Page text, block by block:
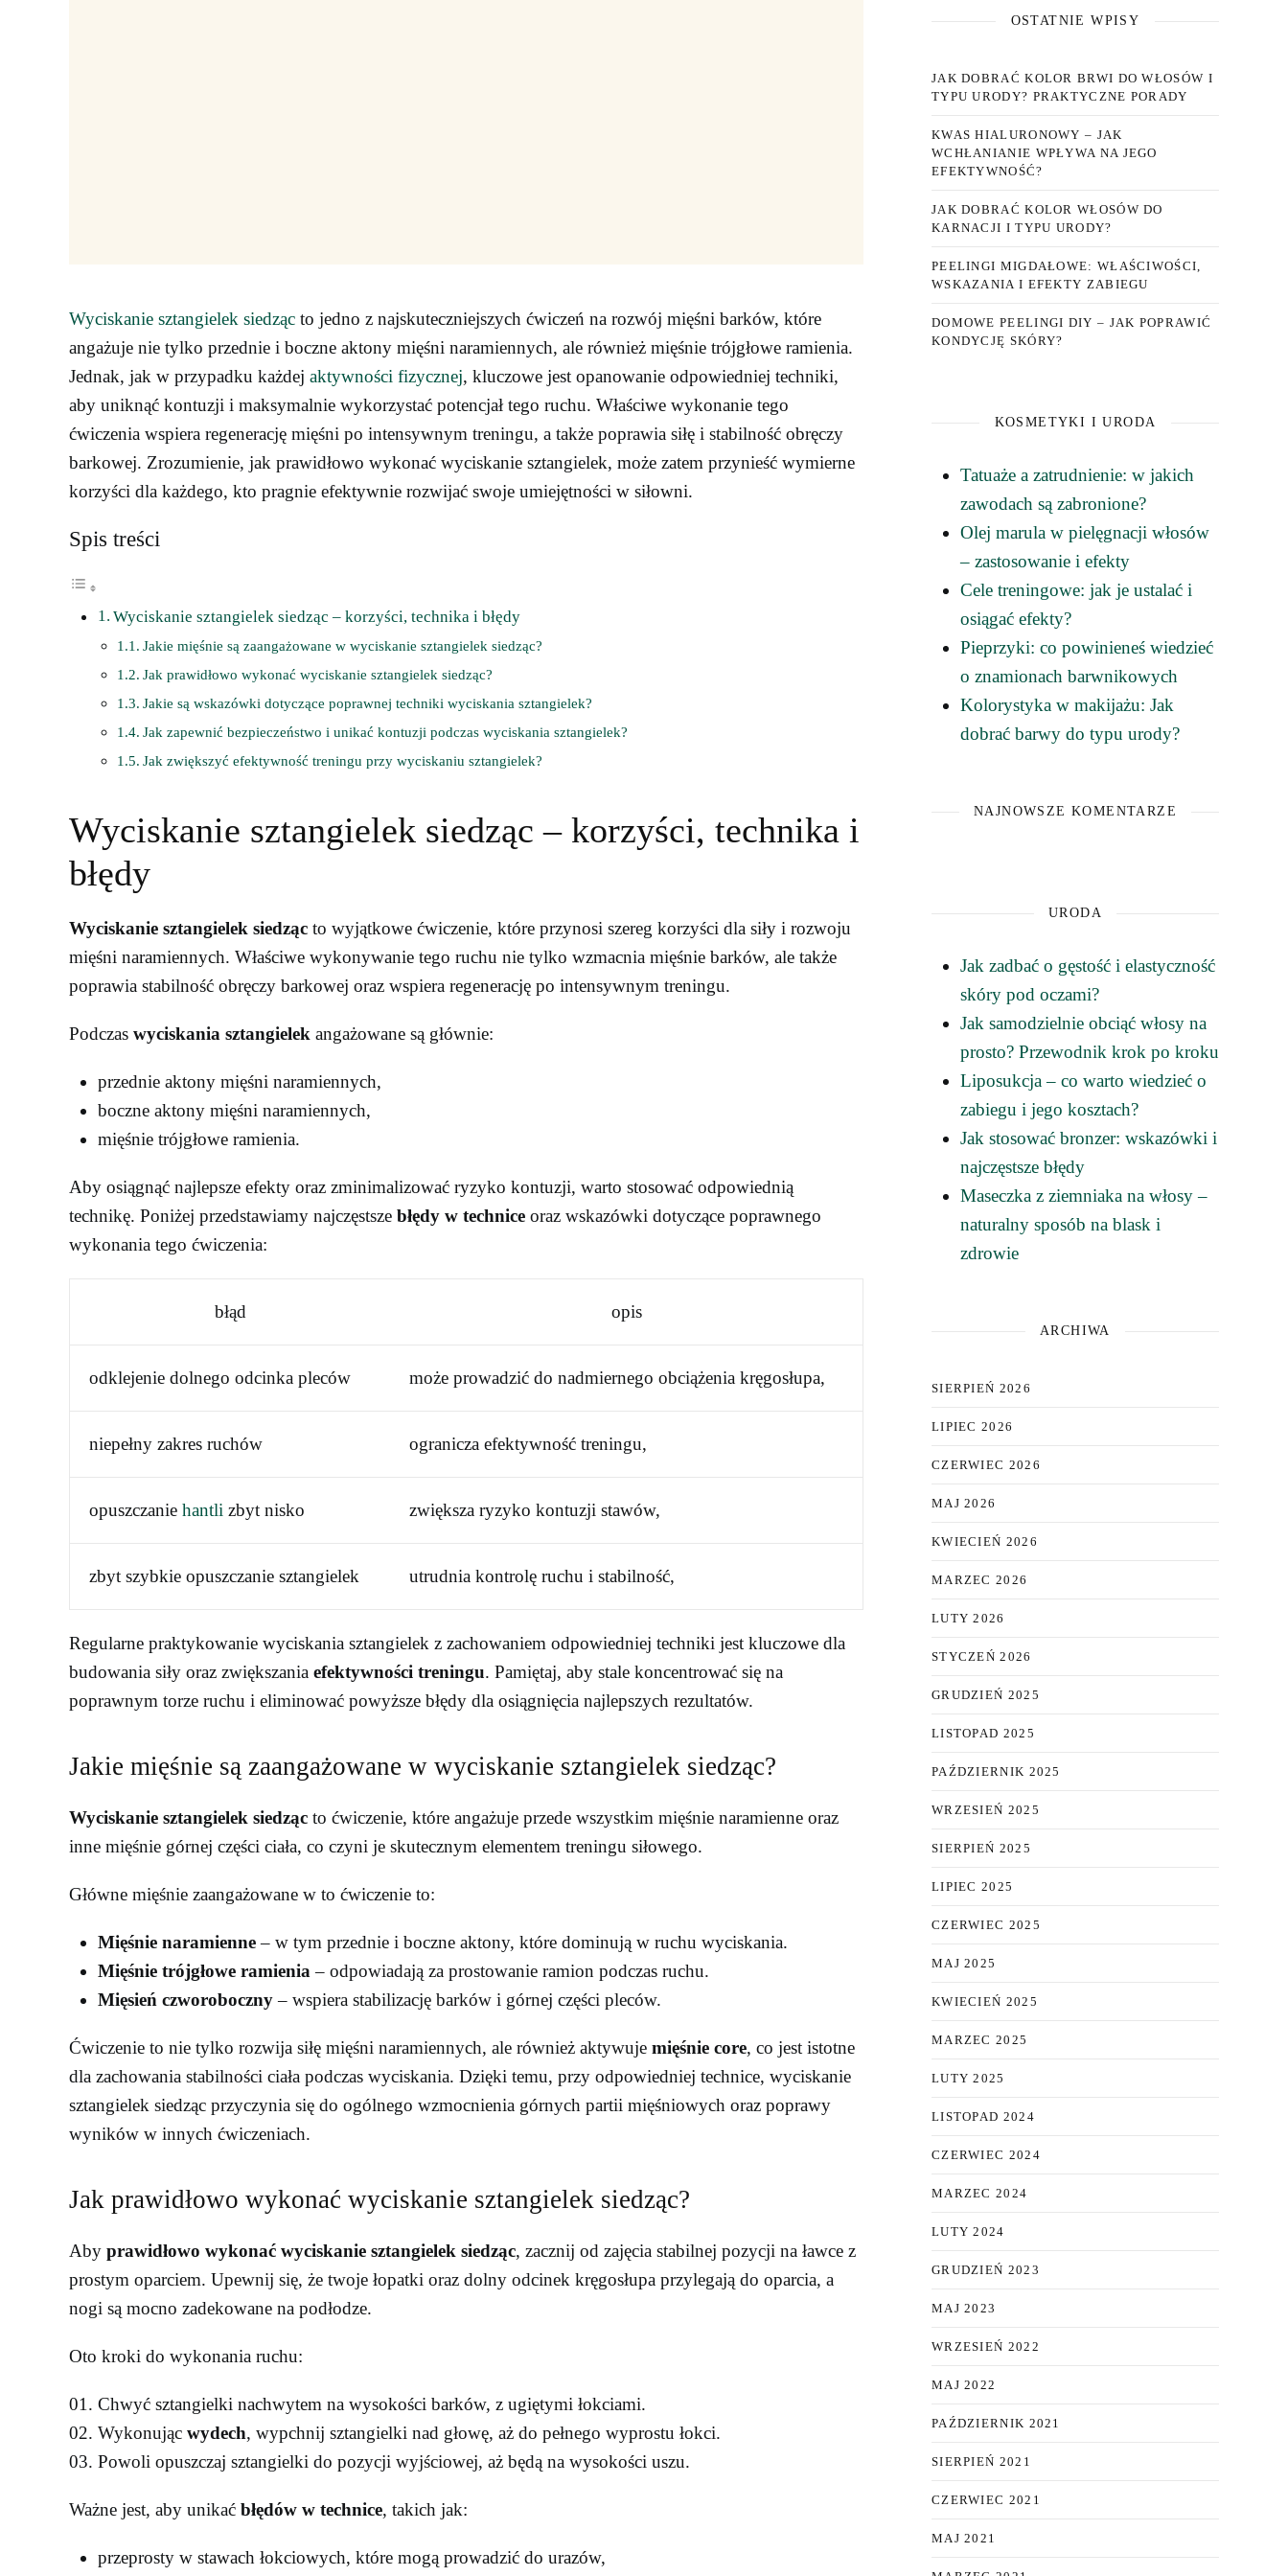
Wyciskanie sztangielek siedząc to jedno z najskuteczniejszych ćwiczeń na rozwój mięśni barków, które
angażuje nie tylko przednie i boczne aktony mięśni naramiennych, ale również mięśnie trójgłowe ramienia.
Jednak, jak w przypadku każdej aktywności fizycznej, kluczowe jest opanowanie odpowiedniej techniki,
aby uniknąć kontuzji i maksymalnie wykorzystać potencjał tego ruchu. Właściwe wykonanie tego
ćwiczenia wspiera regenerację mięśni po intensywnym treningu, a także poprawia siłę i stabilność obręczy
barkowej. Zrozumienie, jak prawidłowo wykonać wyciskanie sztangielek, może zatem przynieść wymierne
korzyści dla każdego, kto pragnie efektywnie rozwijać swoje umiejętności w siłowni.
Spis treści
Wyciskanie sztangielek siedząc – korzyści, technika i błędy
Jakie mięśnie są zaangażowane w wyciskanie sztangielek siedząc?
Jak prawidłowo wykonać wyciskanie sztangielek siedząc?
Jakie są wskazówki dotyczące poprawnej techniki wyciskania sztangielek?
Jak zapewnić bezpieczeństwo i unikać kontuzji podczas wyciskania sztangielek?
Jak zwiększyć efektywność treningu przy wyciskaniu sztangielek?
Wyciskanie sztangielek siedząc – korzyści, technika i
błędy
Wyciskanie sztangielek siedząc to wyjątkowe ćwiczenie, które przynosi szereg korzyści dla siły i rozwoju
mięśni naramiennych. Właściwe wykonywanie tego ruchu nie tylko wzmacnia mięśnie barków, ale także
poprawia stabilność obręczy barkowej oraz wspiera regenerację po intensywnym treningu.
Podczas wyciskania sztangielek angażowane są głównie:
przednie aktony mięśni naramiennych,
boczne aktony mięśni naramiennych,
mięśnie trójgłowe ramienia.
Aby osiągnąć najlepsze efekty oraz zminimalizować ryzyko kontuzji, warto stosować odpowiednią
technikę. Poniżej przedstawiamy najczęstsze błędy w technice oraz wskazówki dotyczące poprawnego
wykonania tego ćwiczenia:
błąd opis
odklejenie dolnego odcinka pleców może prowadzić do nadmiernego obciążenia kręgosłupa,
niepełny zakres ruchów ogranicza efektywność treningu,
opuszczanie hantli zbyt nisko zwiększa ryzyko kontuzji stawów,
zbyt szybkie opuszczanie sztangielek utrudnia kontrolę ruchu i stabilność,
Regularne praktykowanie wyciskania sztangielek z zachowaniem odpowiedniej techniki jest kluczowe dla
budowania siły oraz zwiększania efektywności treningu. Pamiętaj, aby stale koncentrować się na
poprawnym torze ruchu i eliminować powyższe błędy dla osiągnięcia najlepszych rezultatów.
Jakie mięśnie są zaangażowane w wyciskanie sztangielek siedząc?
Wyciskanie sztangielek siedząc to ćwiczenie, które angażuje przede wszystkim mięśnie naramienne oraz
inne mięśnie górnej części ciała, co czyni je skutecznym elementem treningu siłowego.
Główne mięśnie zaangażowane w to ćwiczenie to:
Mięśnie naramienne– w tym przednie i boczne aktony, które dominują w ruchu wyciskania.
Mięśnie trójgłowe ramienia – odpowiadają za prostowanie ramion podczas ruchu.
Mięsień czworoboczny– wspiera stabilizację barków i górnej części pleców.
Ćwiczenie to nie tylko rozwija siłę mięśni naramiennych, ale również aktywuje mięśnie core, co jest istotne
dla zachowania stabilności ciała podczas wyciskania. Dzięki temu, przy odpowiedniej technice, wyciskanie
sztangielek siedząc przyczynia się do ogólnego wzmocnienia górnych partii mięśniowych oraz poprawy
wyników w innych ćwiczeniach.
Jak prawidłowo wykonać wyciskanie sztangielek siedząc?
Aby prawidłowo wykonać wyciskanie sztangielek siedząc, zacznij od zajęcia stabilnej pozycji na ławce z
prostym oparciem. Upewnij się, że twoje łopatki oraz dolny odcinek kręgosłupa przylegają do oparcia, a
nogi są mocno zadekowane na podłodze.
Oto kroki do wykonania ruchu:
Chwyć sztangielki nachwytem na wysokości barków, z ugiętymi łokciami.
Wykonując wydech, wypchnij sztangielki nad głowę, aż do pełnego wyprostu łokci.
Powoli opuszczaj sztangielki do pozycji wyjściowej, aż będą na wysokości uszu.
Ważne jest, aby unikać błędów w technice, takich jak:
przeprosty w stawach łokciowych, które mogą prowadzić do urazów,
OSTATNIE WPISY
JAK DOBRAĆ KOLOR BRWI DO WŁOSÓW I
TYPU URODY? PRAKTYCZNE PORADY
KWAS HIALURONOWY – JAK
WCHŁANIANIE WPŁYWA NA JEGO
EFEKTYWNOŚĆ?
JAK DOBRAĆ KOLOR WŁOSÓW DO
KARNACJI I TYPU URODY?
PEELINGI MIGDAŁOWE: WŁAŚCIWOŚCI,
WSKAZANIA I EFEKTY ZABIEGU
DOMOWE PEELINGI DIY – JAK POPRAWIĆ
KONDYCJĘ SKÓRY?
KOSMETYKI I URODA
Tatuaże a zatrudnienie: w jakich
zawodach są zabronione?
Olej marula w pielęgnacji włosów
– zastosowanie i efekty
Cele treningowe: jak je ustalać i
osiągać efekty?
Pieprzyki: co powinieneś wiedzieć
o znamionach barwnikowych
Kolorystyka w makijażu: Jak
dobrać barwy do typu urody?
NAJNOWSZE KOMENTARZE
URODA
Jak zadbać o gęstość i elastyczność
skóry pod oczami?
Jak samodzielnie obciąć włosy na
prosto? Przewodnik krok po kroku
Liposukcja – co warto wiedzieć o
zabiegu i jego kosztach?
Jak stosować bronzer: wskazówki i
najczęstsze błędy
Maseczka z ziemniaka na włosy –
naturalny sposób na blask i
zdrowie
ARCHIWA
SIERPIEŃ 2026
LIPIEC 2026
CZERWIEC 2026
MAJ 2026
KWIECIEŃ 2026
MARZEC 2026
LUTY 2026
STYCZEŃ 2026
GRUDZIEŃ 2025
LISTOPAD 2025
PAŹDZIERNIK 2025
WRZESIEŃ 2025
SIERPIEŃ 2025
LIPIEC 2025
CZERWIEC 2025
MAJ 2025
KWIECIEŃ 2025
MARZEC 2025
LUTY 2025
LISTOPAD 2024
CZERWIEC 2024
MARZEC 2024
LUTY 2024
GRUDZIEŃ 2023
MAJ 2023
WRZESIEŃ 2022
MAJ 2022
PAŹDZIERNIK 2021
SIERPIEŃ 2021
CZERWIEC 2021
MAJ 2021